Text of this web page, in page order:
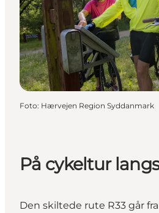
Foto: Hærvejen Region Syddanmark
På cykeltur
Den skiltede rute R33 går